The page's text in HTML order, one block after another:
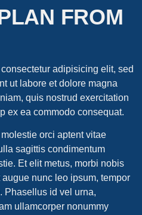
FROM
adipisicing elit, sed
ut labore et dolore magna
quis nostrud exercitation
ex ea commodo consequat.
orci aptent vitae
sagittis condimentum
Et elit metus, morbi nobis
nunc leo ipsum, tempor
Phasellus id vel urna,
ullamcorper nonummy